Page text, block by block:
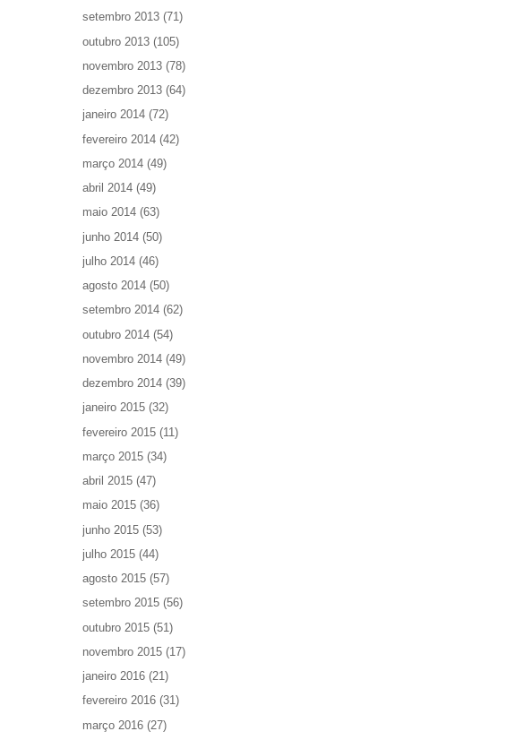
setembro 2013 (71)
outubro 2013 (105)
novembro 2013 (78)
dezembro 2013 (64)
janeiro 2014 (72)
fevereiro 2014 (42)
março 2014 (49)
abril 2014 (49)
maio 2014 (63)
junho 2014 (50)
julho 2014 (46)
agosto 2014 (50)
setembro 2014 (62)
outubro 2014 (54)
novembro 2014 (49)
dezembro 2014 (39)
janeiro 2015 (32)
fevereiro 2015 (11)
março 2015 (34)
abril 2015 (47)
maio 2015 (36)
junho 2015 (53)
julho 2015 (44)
agosto 2015 (57)
setembro 2015 (56)
outubro 2015 (51)
novembro 2015 (17)
janeiro 2016 (21)
fevereiro 2016 (31)
março 2016 (27)